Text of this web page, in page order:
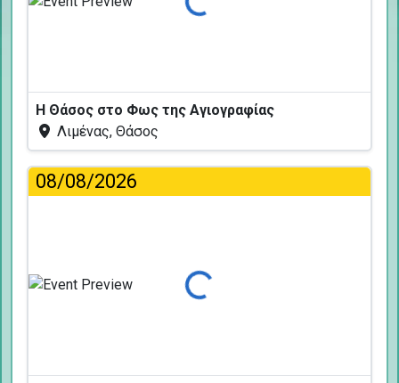
Η Θάσος στο Φως της Αγιογραφίας
Λιμένας, Θάσος
08/08/2026
Φόρτωση...